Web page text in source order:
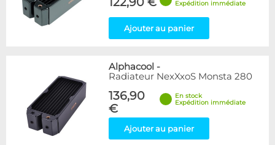
Expédition immédiate
Ajouter au panier
Alphacool -
Radiateur NexXxoS Monsta 280
136,90
€
En stock
Expédition immédiate
Ajouter au panier